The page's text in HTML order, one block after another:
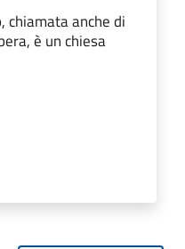
chiamata anche di
è un chiesa